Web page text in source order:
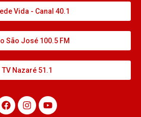
Vida - Canal 40.1
São José 100.5 FM
TV Nazaré 51.1